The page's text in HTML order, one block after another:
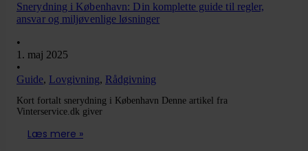
Snerydning i København: Din komplette guide til regler,
ansvar og miljøvenlige løsninger
•
1. maj 2025
•
Guide, Lovgivning, Rådgivning
Kort fortalt snerydning i København Denne artikel fra
Vinterservice.dk giver
Læs mere »